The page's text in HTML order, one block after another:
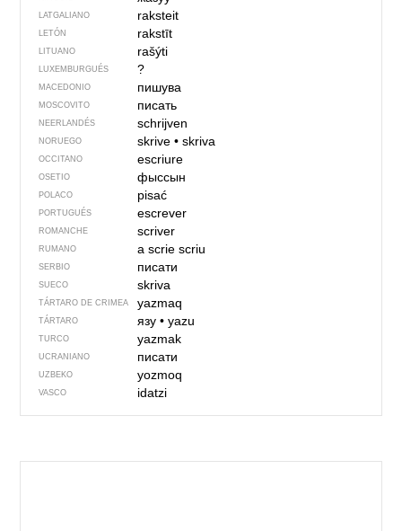
LATGALIANO raksteit
LETÓN rakstīt
LITUANO rašýti
LUXEMBURGUÉS ?
MACEDONIO пишува
MOSCOVITO писать
NEERLANDÉS schrijven
NORUEGO skrive• skriva
OCCITANO escriure
OSETIO фыссын
POLACO pisać
PORTUGUÉS escrever
ROMANCHE scriver
RUMANO a scriescriu
SERBIO писати
SUECO skriva
TÁRTARO DE CRIMEA yazmaq
TÁRTARO язу• yazu
TURCO yazmak
UCRANIANO писати
UZBEKO yozmoq
VASCO idatzi